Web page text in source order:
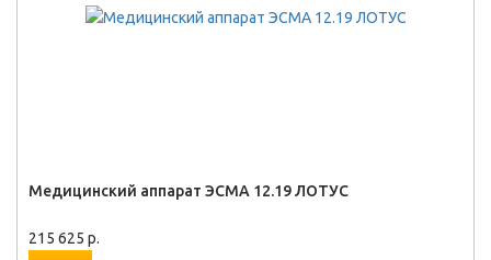
Медицинский аппарат ЭСМА 12.19 ЛОТУС
215 625 р.